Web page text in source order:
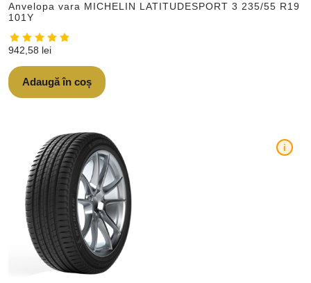
Anvelopa vara MICHELIN LATITUDESPORT 3 235/55 R19
101Y
942,58 lei
Adaugă în coș
i